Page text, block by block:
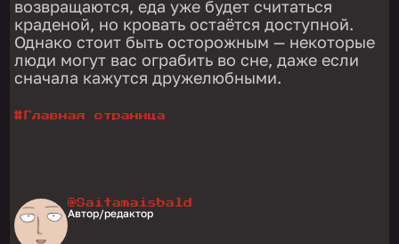
возвращаются, еда уже будет считаться
краденой, но кровать остаётся доступной.
Однако стоит быть осторожным — некоторые
люди могут вас ограбить во сне, даже если
сначала кажутся дружелюбными.
# Главная страница
@Saitamaisbald
Автор/редактор